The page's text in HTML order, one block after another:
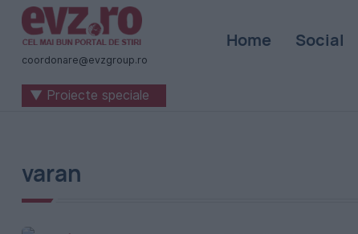
Știri
naționale
internaționale
-
coordonare@evzgroup.ro
Home Social
▼ Proiecte speciale
varan